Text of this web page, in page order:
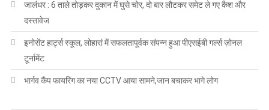
जालंधर : 6 ताले तोड़कर दुकान में घुसे चोर, दो बार लौटकर समेट ले गए कैश और
दस्तावेज
इनोसेंट हार्ट्स स्कूल, लोहारां में सफलतापूर्वक संपन्न हुआ पीएसईबी गर्ल्स ज़ोनल
टूर्नामेंट
भार्गव कैंप फायरिंग का नया CCTV आया सामने,जान बचाकर भागे लोग